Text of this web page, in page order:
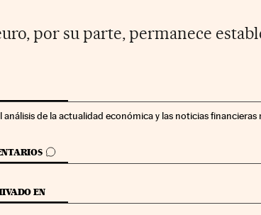
por su parte, permanece
análisis de la actualidad económica y las noticias financieras
COMENTARIOS
EN